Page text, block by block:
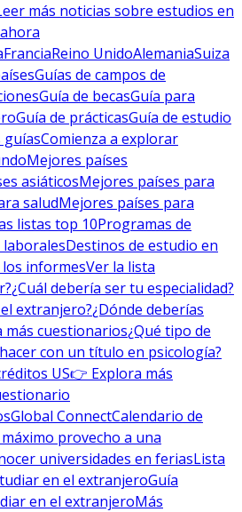
más noticias sobre estudios en
FranciaReino UnidoAlemaniaSuiza
Guías de campos de
Guía de becasGuía para
Guía de prácticasGuía de estudio
guíasComienza a explorar
Mejores países
asiáticosMejores países para
saludMejores países para
listas top 10Programas de
Destinos de estudio en
informesVer la lista
¿Cuál debería ser tu especialidad?
extranjero?¿Dónde deberías
cuestionarios¿Qué tipo de
con un título en psicología?
US👉 Explora más
Global ConnectCalendario de
provecho a una
universidades en feriasLista
en el extranjeroGuía
en el extranjeroMás